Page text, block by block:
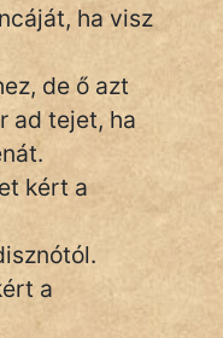
ha visz
de ő azt
ad tejet, ha
kért a
a